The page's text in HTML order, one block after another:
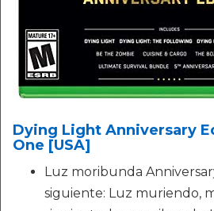
Dying Light Anniversary
One [USA]
Luz moribunda
siguiente: Luz muriendo,